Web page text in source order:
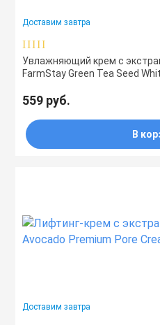
Доставим завтра
Увлажняющий крем с
FarmStay Green Tea Seed
559 руб.
В
Доставим завтра